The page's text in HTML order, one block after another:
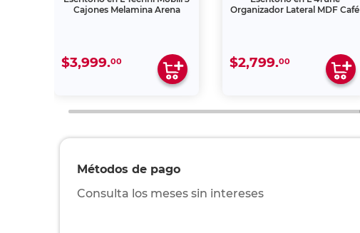
Cajones Melamina Arena
$3,999.00
Organizador Lateral MDF Café
$2,799.00
Métodos de pago
Consulta los meses sin intereses